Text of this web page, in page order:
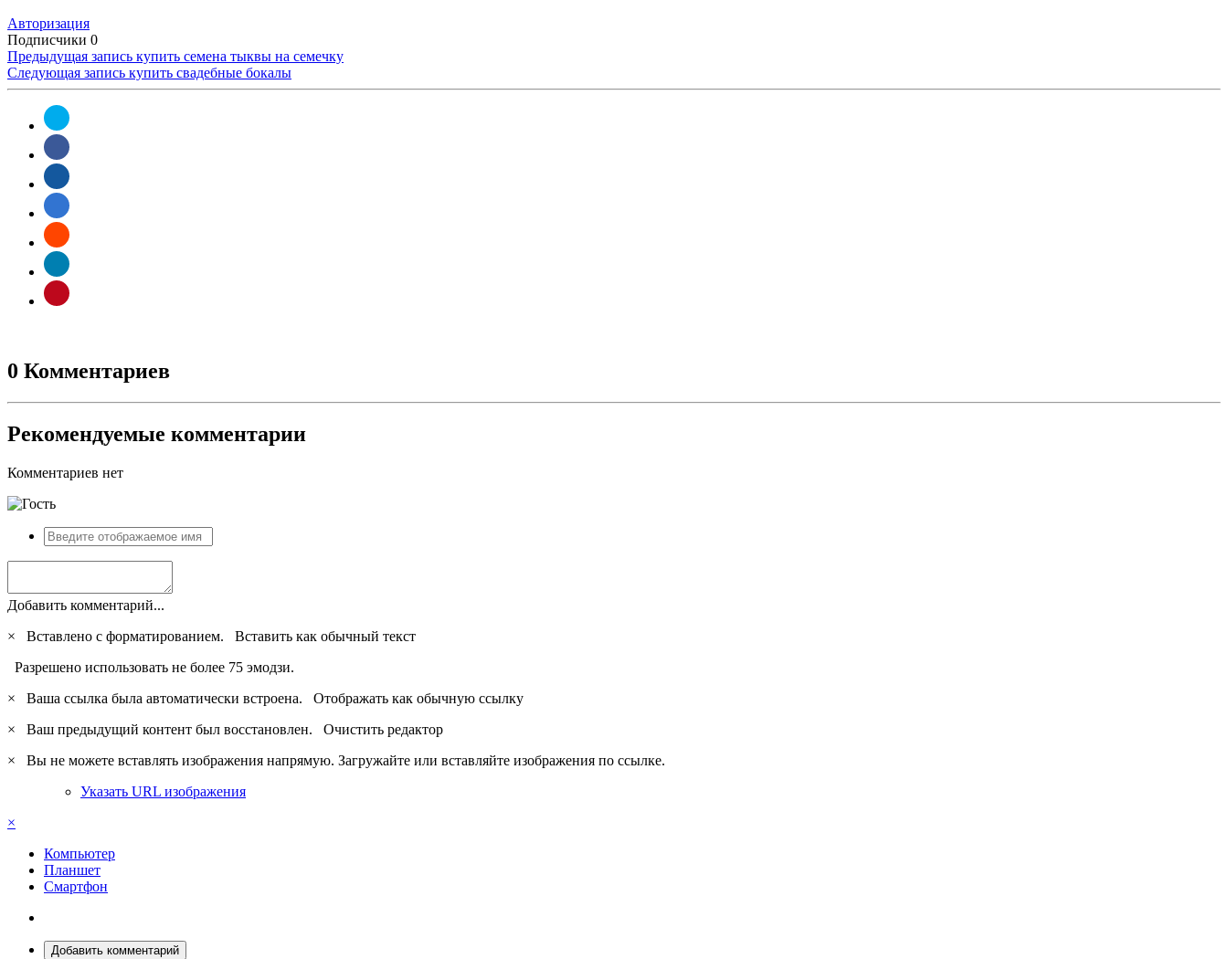
Авторизация
Подписчики 0
Предыдущая запись купить семена тыквы на семечку
Следующая запись купить свадебные бокалы
0 Комментариев
Рекомендуемые комментарии
Комментариев нет
Добавить комментарий...
×
Вставлено с форматированием. Вставить как обычный текст
Разрешено использовать не более 75 эмодзи.
×
Ваша ссылка была автоматически встроена. Отображать как обычную ссылку
×
Ваш предыдущий контент был восстановлен. Очистить редактор
×
Вы не можете вставлять изображения напрямую. Загружайте или вставляйте изображения по ссылке.
Указать URL изображения
×
Компьютер
Планшет
Смартфон
Добавить комментарий